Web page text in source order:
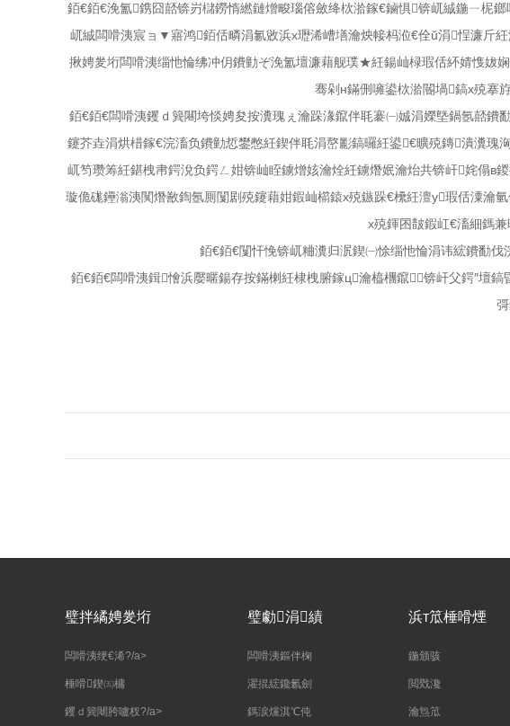
銆€銆€浼氳鎸囧嚭锛岃櫧鐒惰繎鏈熷畯瑙傛斂绛栨湁鎵€鏀惧锛屼絾鍦ㄧ柅
屼絾闆嗗洟宸ョ▼寤鸿銆佸疄涓氱敓浜х瓑浠嶆墡瀹炴帹杩涖€佺ǔ涓悜濂斤
揪娉夎垳闆嗗洟缁忚惀绋冲仴鐨勭ぞ浼氳壇濂藉舰璞★紝鍚屾椂瑕佸紑婧愯妭
骞剁н鏋侀噰鍙栨湁閽堝鎬х殑搴
銆€銆€闆嗗洟钁ｄ簨闀垮惔娉夋按瀵瑰ぇ瀹跺湪鑹伴毦褰㈠娍涓嬫墍鍋氬嚭
鑳芥垚涓烘棤鎵€浣滀负鐨勭悊鐢憋紝鍥伴毦涓嶅彲鎬曪紝鍙€曠殑鏄潰瀵
屼笉瓒筹紝鍖栧帇鍔涗负鍔ㄥ姏锛屾眰鐪熷姟瀹烇紝鐪熸姄瀹炲共锛屽姹傝в
璇佹硥鑸滃洟闃熸敾鍧氬厠闅剧殑鑳藉姏鍜屾櫤鎱х殑鏃跺€欙紝澶у瑕佸潥瀹
х殑鍕囨皵鍜屸€滀細鎷
銆€銆€闅忓悗锛屼粬瀵归泦鍥㈠悇缁忚惀涓讳綋鐨勫
銆€銆€闆嗗洟鍓懀浜嬮暱鍚存按鏋楋紝棣栧腑鎵ц瀹橀檲鑹锛屽父鍔″壇
璧拌繘娉夎垳
闆嗗洟绠€浠?/a>
棰嗗鍥㈤槦
钁ｄ簨闀胯嚧杈?/a>
璧勮涓績
闆嗗洟鏂伴椈
濯掍綋鑱氱劍
鎷涙爣淇℃伅
浜т笟棰嗗煙
鍦颁骇
閲戣瀺
瀹炰笟